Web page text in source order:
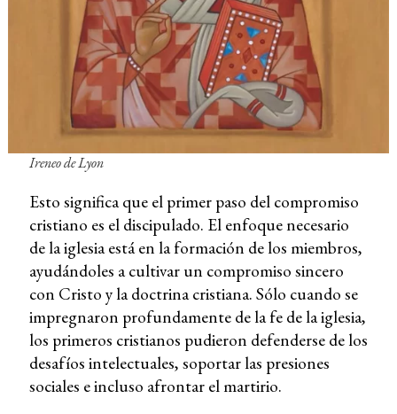
Ireneo de Lyon
Esto significa que el primer paso del compromiso
cristiano es el discipulado. El enfoque necesario
de la iglesia está en la formación de los miembros,
ayudándoles a cultivar un compromiso sincero
con Cristo y la doctrina cristiana. Sólo cuando se
impregnaron profundamente de la fe de la iglesia,
los primeros cristianos pudieron defenderse de los
desafíos intelectuales, soportar las presiones
sociales e incluso afrontar el martirio.